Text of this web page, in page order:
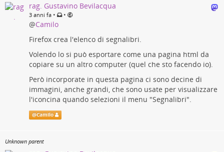
rag. Gustavino Bevilacqua
3 anni fa • •
@Camilo
Firefox crea l'elenco di segnalibri.
Volendo lo si può esportare come una pagina html da
copiare su un altro computer (quel che sto facendo io).
Però incorporate in questa pagina ci sono decine di
immagini, anche grandi, che sono usate per visualizzare
l'iconcina quando selezioni il menu "Segnalibri".
@Camilo
Unknown parent